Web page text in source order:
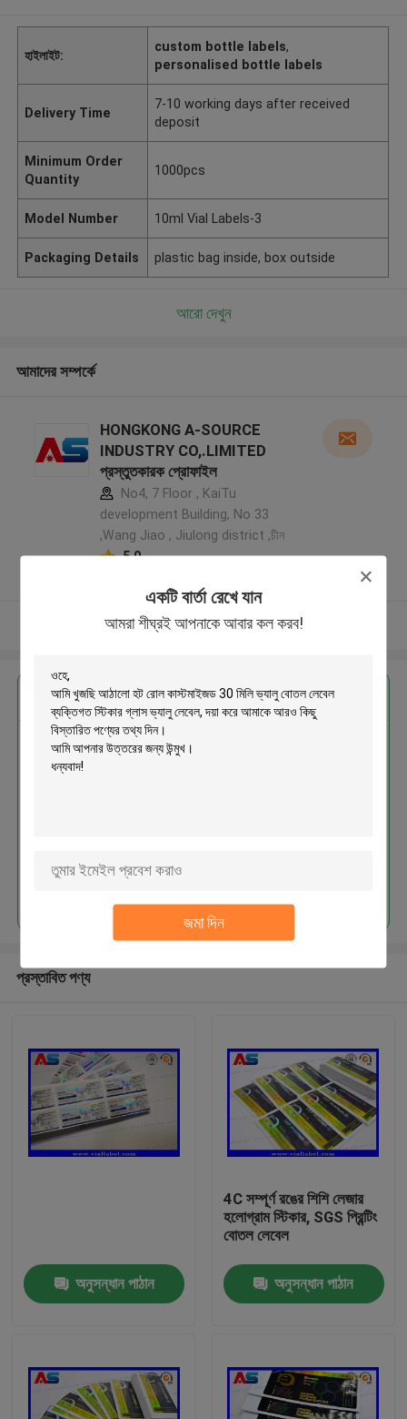
একটি বার্তা রেখে যান
আমরা শীঘ্রই আপনাকে আবার কল করব!
জমা দিন
বাড়ি
আমাদের সম্পর্কে
হাইলাইট:
custom bottle labels,
personalised bottle labels
Delivery Time
7-10 working days after received
deposit
Minimum Order
Quantity
1000pcs
Model Number 10ml Vial Labels-3
Packaging Details plastic bag inside, box outside
আরো দেখুন
আমাদের সম্পর্কে
HONGKONG A-SOURCE
INDUSTRY CO,.LIMITED
প্রস্তুতকারক প্রোফাইল
No4, 7 Floor , KaiTu
development Building, No 33
,Wang Jiao , Jiulong district ,চীন
5.0
আরো দেখুন
এর সেরা মূল্য পান
আঠালো হট রোল কাস্টমাইজড 30 মিলি ভ্যালু
প্রস্তাবিত পণ্য
অনুসন্ধান পাঠান
4C সম্পূর্ণ রঙের শিশি লেজার
হলোগ্রাম স্টিকার, SGS প্রিন্টিং
বোতল লেবেল
অনুসন্ধান পাঠান